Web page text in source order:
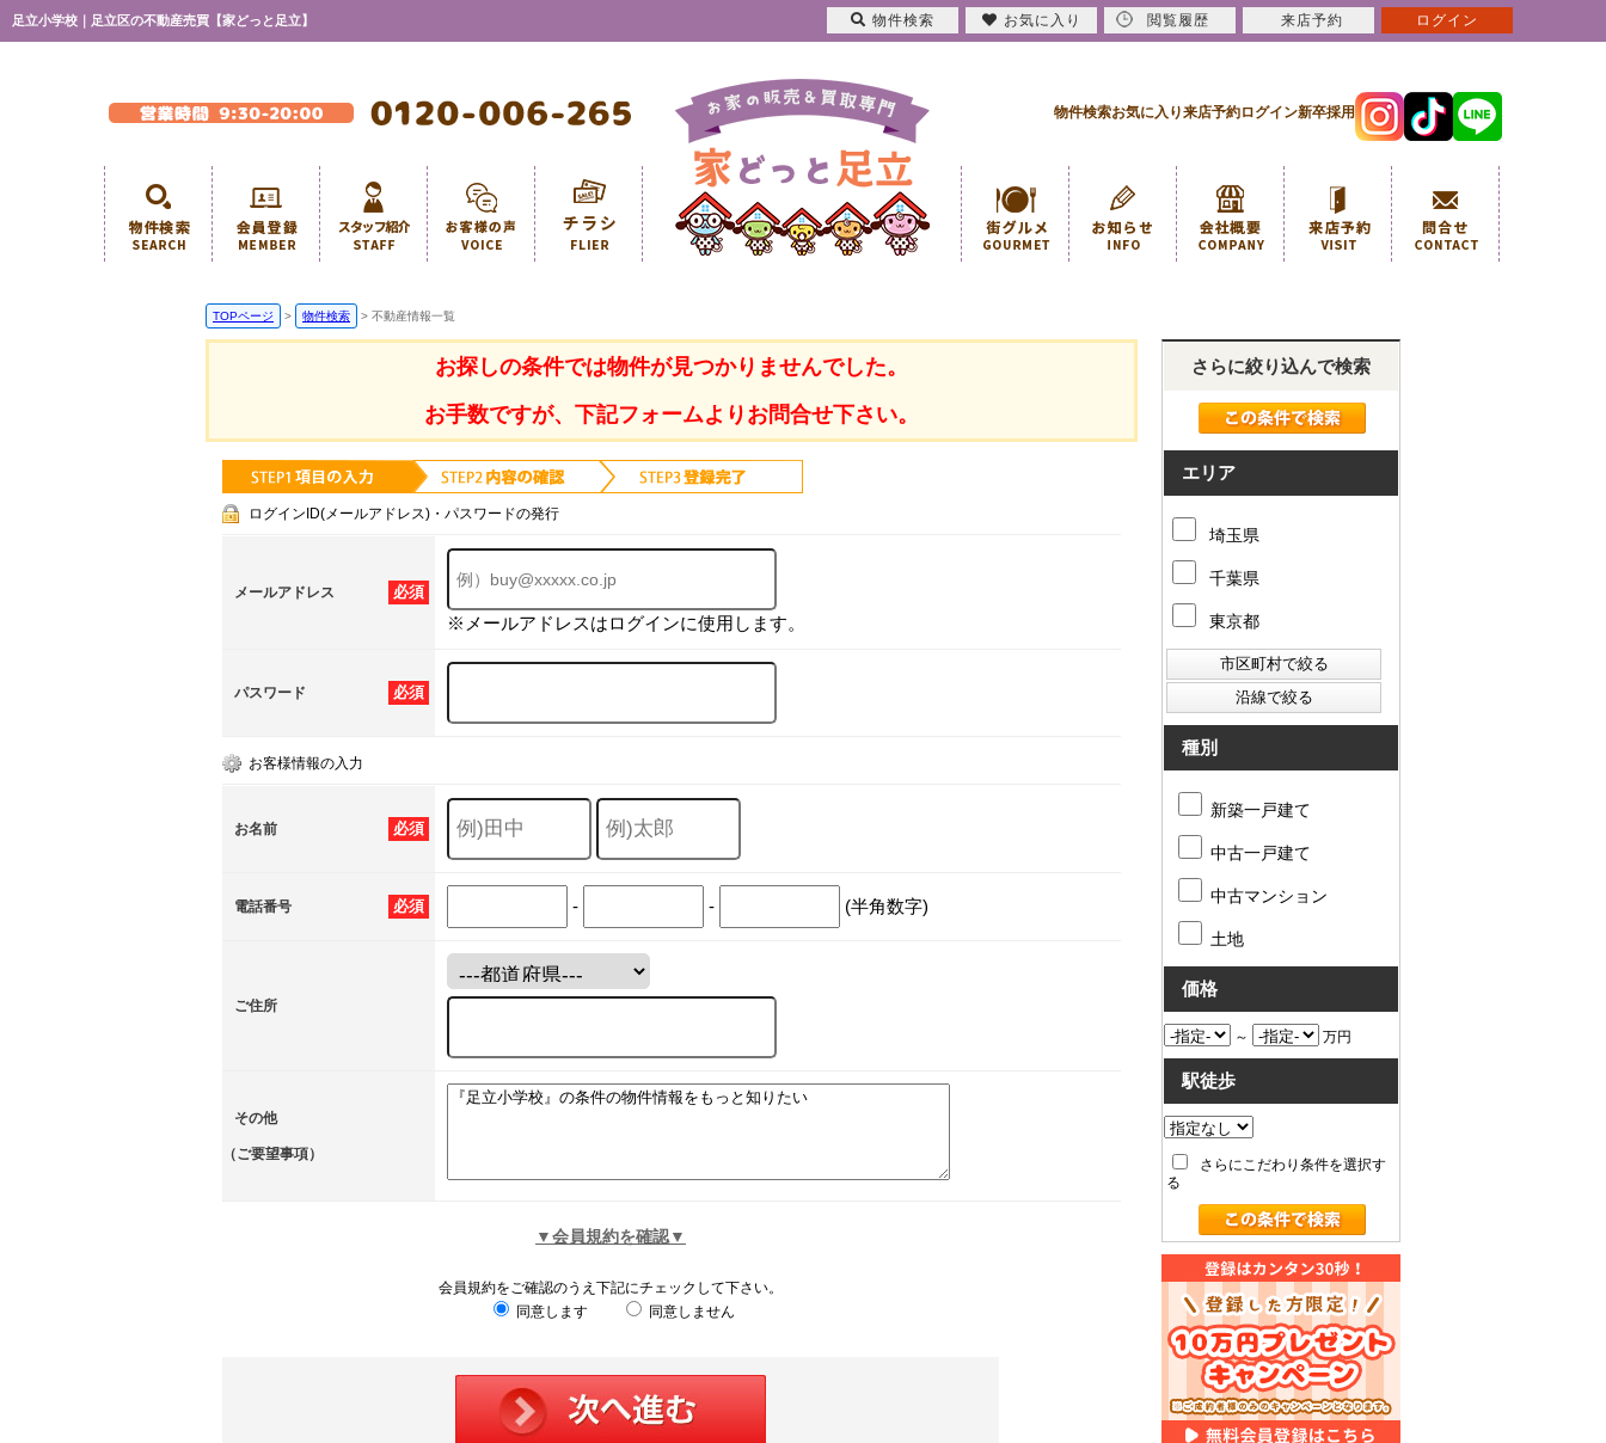
足立小学校｜足立区の不動産売買【家どっと足立】
物件検索お気に入り来店予約ログイン新卒採用
TOPページ > 物件検索 > 不動産情報一覧
お探しの条件では物件が見つかりませんでした。
お手数ですが、下記フォームよりお問合せ下さい。
ログインID(メールアドレス)・パスワードの発行
必須
メールアドレス
※メールアドレスはログインに使用します。
必須
パスワード
お客様情報の入力
必須
お名前
必須
電話番号 - - (半角数字)
ご住所
その他
（ご要望事項）
▼会員規約を確認▼
会員規約をご確認のうえ下記にチェックして下さい。
同意します
同意しません
さらに絞り込んで検索
エリア
埼玉県
千葉県
東京都
種別
新築一戸建て
中古一戸建て
中古マンション
土地
価格
～ 万円
駅徒歩
さらにこだわり条件を選択す
る
物件検索 お気に入り 閲覧履歴 来店予約 ログイン